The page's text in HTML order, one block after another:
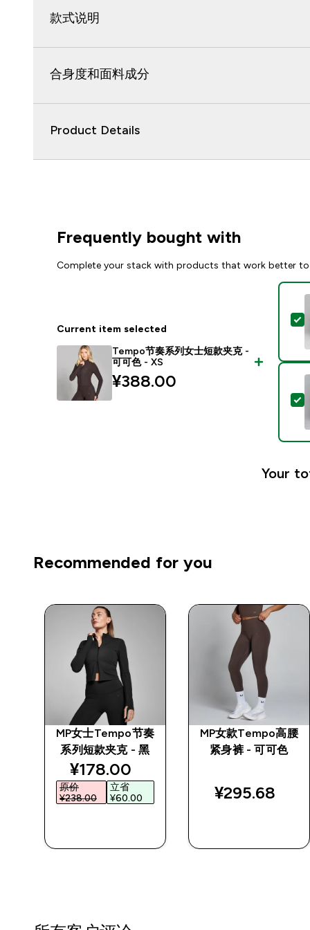
款式说明
合身度和面料成分
Product Details
Frequently bought with
Complete your stack with products that work better
Current item selected
Tempo节奏系列女士短款夹克 -
可可色 - XS
¥388.00‎
Your
Recommended for you
MP女士Tempo节奏
系列短款夹克 - 黑
discounted price
¥178.00‎
原价
¥238.00‎
立省
¥60.00‎
MP女款Tempo高腰
紧身裤 - 可可色
¥295.68‎